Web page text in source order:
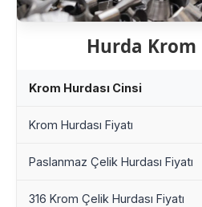
Hurda Krom
Krom Hurdası Cinsi
Krom Hurdası Fiyatı
Paslanmaz Çelik Hurdası Fiyatı
316 Krom Çelik Hurdası Fiyatı